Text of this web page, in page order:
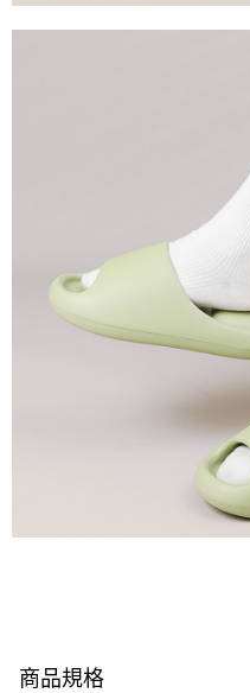
商品規格